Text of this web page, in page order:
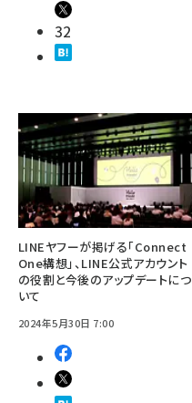
32
LINEヤフーが掲げる「Connect
One構想」、LINE公式アカウント
の役割と今後のアップデートにつ
いて
2024年5月30日 7:00